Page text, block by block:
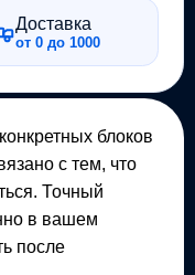
Доставка
от 0 до 1000
блоков
с тем, что
Точный
в вашем
после